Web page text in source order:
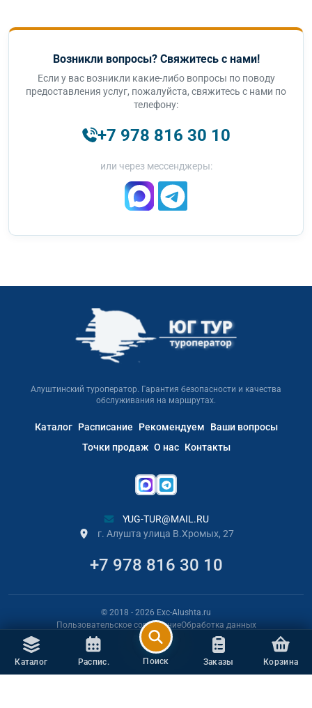
Возникли вопросы? Свяжитесь с нами!
Если у вас возникли какие-либо вопросы по поводу
предоставления услуг, пожалуйста, свяжитесь с нами по
телефону:
+7 978 816 30 10
или через мессенджеры:
Алуштинский туроператор. Гарантия безопасности и качества
обслуживания на маршрутах.
Каталог Расписание Рекомендуем
Ваши вопросы
Точки продаж О нас Контакты
YUG-TUR@MAIL.RU
г. Алушта улица В.Хромых, 27
+7 978 816 30 10
© 2018 - 2026 Exc-Alushta.ru
Пользовательское соглашениеОбработка данных
РАЗРАБОТЧИК
Каталог Распис. Поиск Заказы Корзина